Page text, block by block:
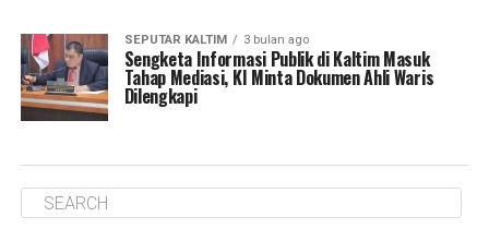
SEPUTAR KALTIM 3 bulan ago
Sengketa Informasi Publik di Kaltim Masuk
Tahap Mediasi, KI Minta Dokumen Ahli Waris
Dilengkapi